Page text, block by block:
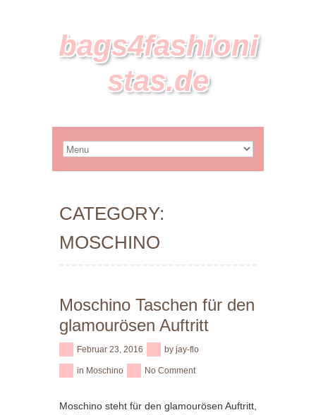
bags4fashioni
stas.de
CATEGORY:
MOSCHINO
Moschino Taschen für den
glamourösen Auftritt
Februar 23, 2016 by jay-flo
in Moschino No Comment
Moschino steht für den glamourösen Auftritt,